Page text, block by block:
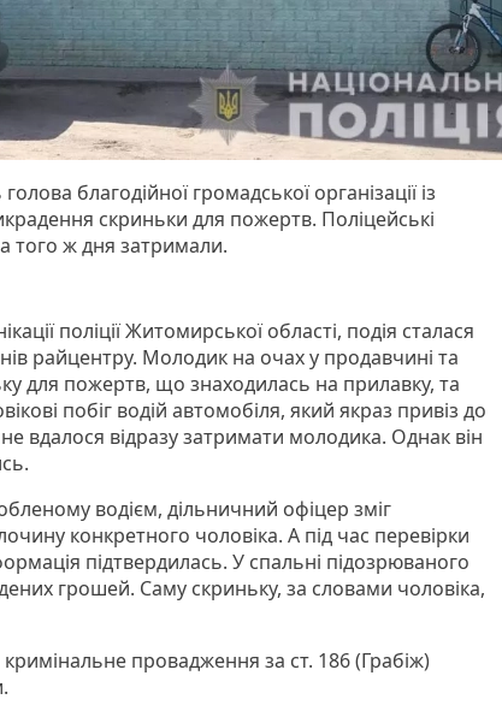
благодійної громадської організації із
скриньки для пожертв. Поліцейські
того ж дня затримали.
поліції Житомирської області, подія сталася
райцентру. Молодик на очах у продавчині та
для пожертв, що знаходилась на прилавку, та
побіг водій автомобіля, який якраз привіз до
вдалося відразу затримати молодика. Однак він
водієм, дільничний офіцер зміг
конкретного чоловіка. А під час перевірки
підтвердилась. У спальні підозрюваного
грошей. Саму скриньку, за словами чоловіка,
провадження за ст. 186 (Грабіж)